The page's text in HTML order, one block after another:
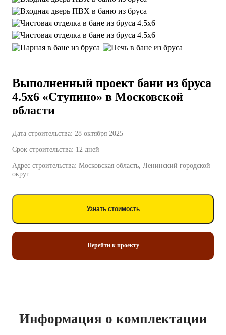
Выполненный проект бани из бруса
4.5х6 «Ступино» в Московской
области
Дата строительства: 28 октября 2025
Срок строительства: 12 дней
Адрес строительства: Московская область, Ленинский городской
округ
Узнать стоимость
Перейти к проекту
Информация о комплектации